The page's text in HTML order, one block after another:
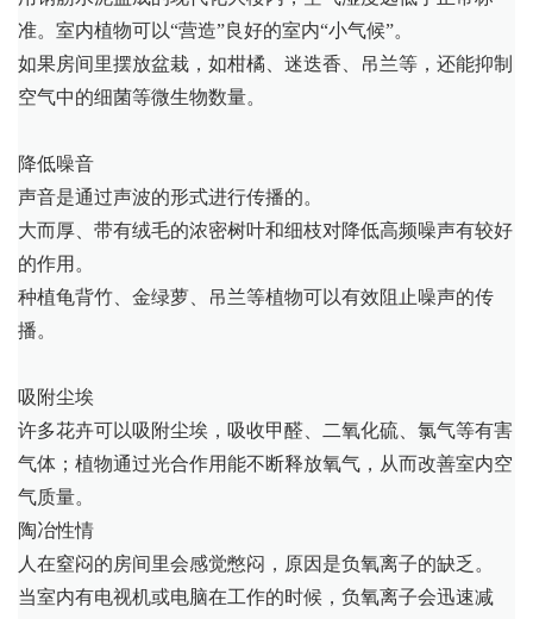
准。室内植物可以“营造”良好的室内“小气候”。
如果房间里摆放盆栽，如柑橘、迷迭香、吊兰等，还能抑制
空气中的细菌等微生物数量。
降低噪音
声音是通过声波的形式进行传播的。
大而厚、带有绒毛的浓密树叶和细枝对降低高频噪声有较好
的作用。
种植龟背竹、金绿萝、吊兰等植物可以有效阻止噪声的传
播。
吸附尘埃
许多花卉可以吸附尘埃，吸收甲醛、二氧化硫、氯气等有害
气体；植物通过光合作用能不断释放氧气，从而改善室内空
气质量。
陶冶性情
人在窒闷的房间里会感觉憋闷，原因是负氧离子的缺乏。
当室内有电视机或电脑在工作的时候，负氧离子会迅速减